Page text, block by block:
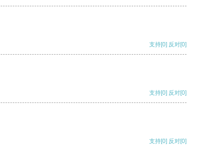
支持[0] 反对[0]
支持[0] 反对[0]
支持[0] 反对[0]